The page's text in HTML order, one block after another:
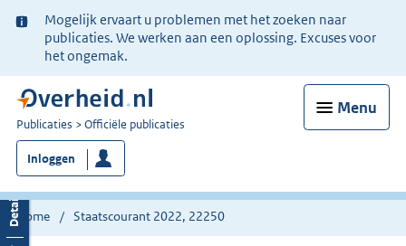
Ter
informatie:
Mogelijk ervaart u problemen met het zoeken naar
publicaties. We werken aan een oplossing. Excuses voor
het ongemak.
Menu
U
bent
nu
hier:
Publicaties Officiële publicaties
Inloggen
Home Staatscourant 2022, 22250